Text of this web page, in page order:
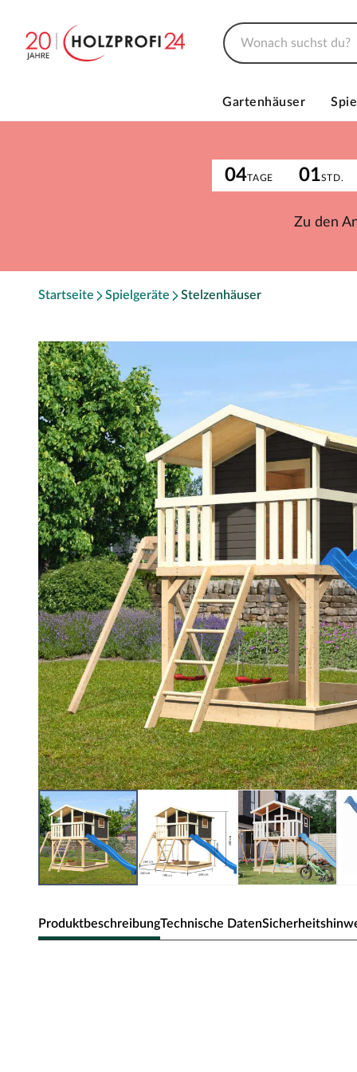
Gartenhäuser
04TAGE 01STD.
Zu den
Startseite Spielgeräte Stelzenhäuser
ProduktbeschreibungTechnische Daten